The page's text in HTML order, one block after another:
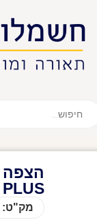
PLUS
מק"ט: